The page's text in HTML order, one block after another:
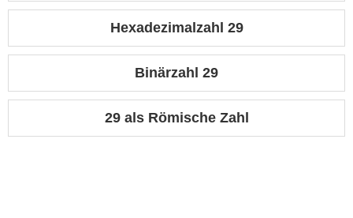
Hexadezimalzahl 29
Binärzahl 29
29 als Römische Zahl